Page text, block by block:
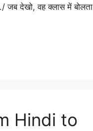
जब देखो, वह क्लास में बोलता
Hindi to